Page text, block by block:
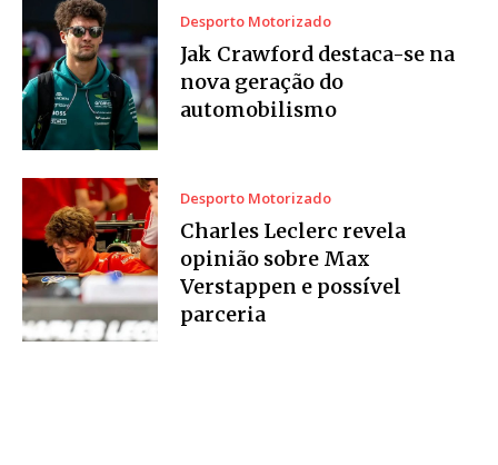
Desporto Motorizado
Jak Crawford destaca-se na
nova geração do
automobilismo
Desporto Motorizado
Charles Leclerc revela
opinião sobre Max
Verstappen e possível
parceria